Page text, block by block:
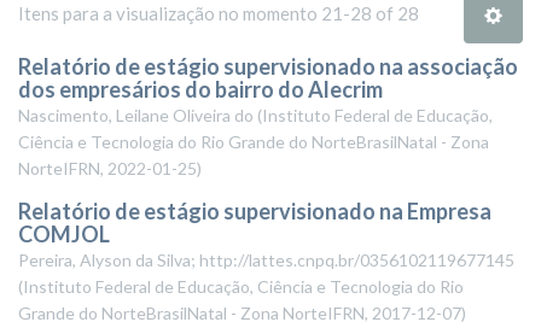
Itens para a visualização no momento 21-28 of 28
Relatório de estágio supervisionado na associação
dos empresários do bairro do Alecrim
Nascimento, Leilane Oliveira do (Instituto Federal de Educação,
Ciência e Tecnologia do Rio Grande do NorteBrasilNatal - Zona
NorteIFRN, 2022-01-25)
Relatório de estágio supervisionado na Empresa
COMJOL
Pereira, Alyson da Silva; http://lattes.cnpq.br/0356102119677145
(Instituto Federal de Educação, Ciência e Tecnologia do Rio
Grande do NorteBrasilNatal - Zona NorteIFRN, 2017-12-07)